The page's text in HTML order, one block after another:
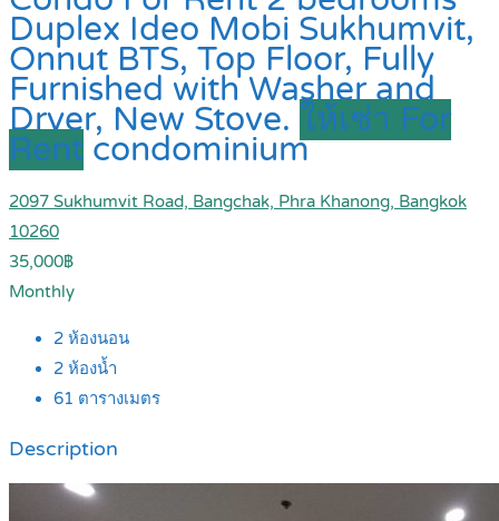
Duplex Ideo Mobi Sukhumvit,
Onnut BTS, Top Floor, Fully
Furnished with Washer and
Dryer, New Stove. ให้เช่า For
Rent condominium
2097 Sukhumvit Road, Bangchak, Phra Khanong, Bangkok
10260
35,000฿
Monthly
2 ห้องนอน
2 ห้องน้ำ
61 ตารางเมตร
Description